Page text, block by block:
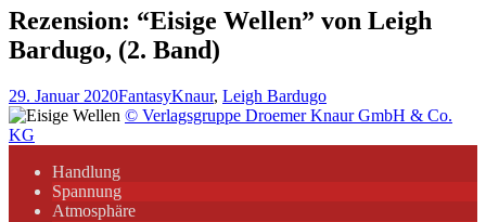
Rezension: “Eisige Wellen” von Leigh
Bardugo, (2. Band)
29. Januar 2020FantasyKnaur, Leigh Bardugo
© Verlagsgruppe Droemer Knaur GmbH & Co.
KG
Handlung
Spannung
Atmosphäre